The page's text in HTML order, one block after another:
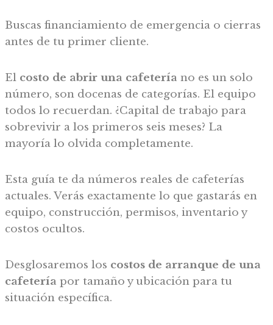
Buscas financiamiento de emergencia o cierras
antes de tu primer cliente.
El costo de abrir una cafetería no es un solo
número, son docenas de categorías. El equipo
todos lo recuerdan. ¿Capital de trabajo para
sobrevivir a los primeros seis meses? La
mayoría lo olvida completamente.
Esta guía te da números reales de cafeterías
actuales. Verás exactamente lo que gastarás en
equipo, construcción, permisos, inventario y
costos ocultos.
Desglosaremos los costos de arranque de una
cafetería por tamaño y ubicación para tu
situación específica.